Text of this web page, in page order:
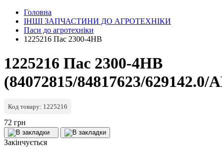
Головна
ІНШІ ЗАПЧАСТИНИ ДО АГРОТЕХНІКИ
Паси до агротехніки
1225216 Пас 2300-4HB
1225216 Пас 2300-4HB
(84072815/84817623/629142.0/
Код товару: 1225216
72 грн
Закінчується